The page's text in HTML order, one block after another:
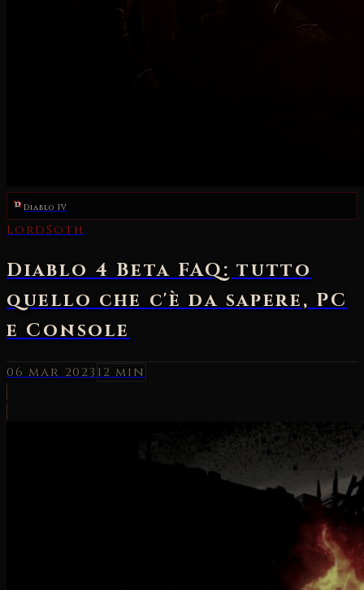
Diablo IV
LordSoth
Diablo 4 Beta FAQ: tutto
quello che c'è da sapere, PC
e Console
06 mar 2023 12 min